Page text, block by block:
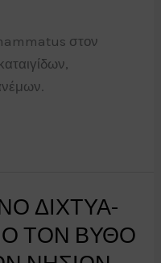
στον
ΔΙΧΤΥΑ-
ΤΟΝ ΒΥΘΟ